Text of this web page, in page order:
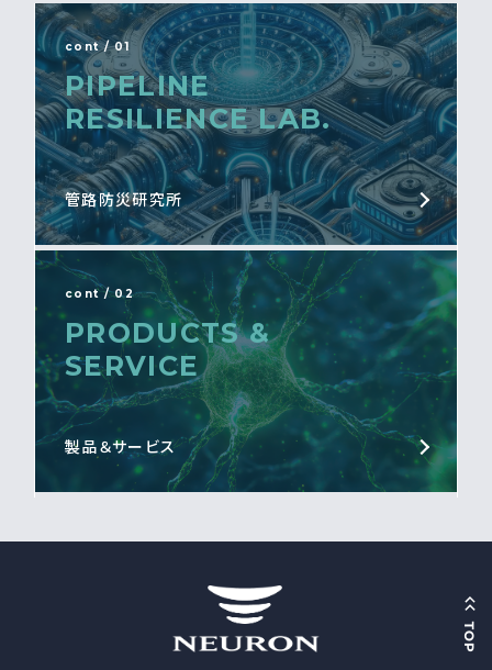
cont / 01
PIPELINE
RESILIENCE LAB.
管路防災研究所
cont / 02
PRODUCTS &
SERVICE
製品＆サービス